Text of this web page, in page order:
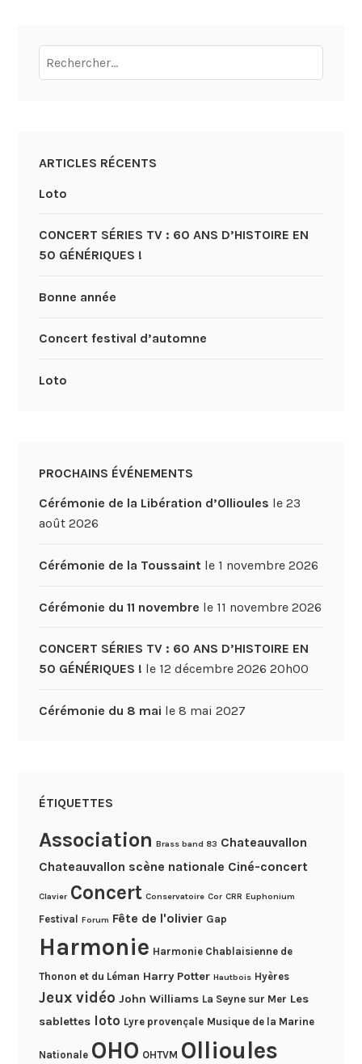
Rechercher :
ARTICLES RÉCENTS
Loto
CONCERT SÉRIES TV : 60 ANS D’HISTOIRE EN
50 GÉNÉRIQUES !
Bonne année
Concert festival d’automne
Loto
PROCHAINS ÉVÉNEMENTS
Cérémonie de la Libération d’Ollioules le 23
août 2026
Cérémonie de la Toussaintle 1 novembre 2026
Cérémonie du 11 novembre le 11 novembre 2026
CONCERT SÉRIES TV : 60 ANS D’HISTOIRE EN
50 GÉNÉRIQUES ! le 12 décembre 2026 20h00
Cérémonie du 8 mai le 8 mai 2027
ÉTIQUETTES
Association Brass band 83 Chateauvallon
Chateauvallon scène nationale Ciné-concert
Clavier Concert Conservatoire Cor CRR Euphonium
Festival Forum Fête de l'olivier Gap
Harmonie Harmonie Chablaisienne de
Thonon et du Léman Harry Potter Hautbois Hyères
Jeux vidéo John Williams La Seyne sur Mer Les
sablettes loto Lyre provençale Musique de la Marine
Nationale OHO OHTVM Ollioules